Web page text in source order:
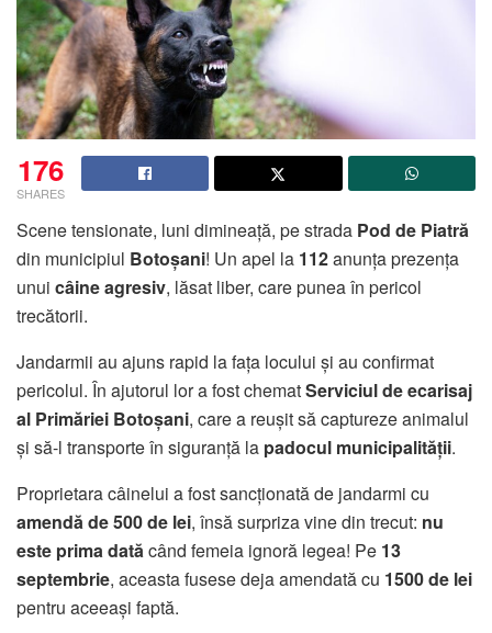
176
SHARES
Scene tensionate, luni dimineață, pe strada Pod de Piatră
din municipiul Botoșani! Un apel la 112anunța prezența
unui câine agresiv, lăsat liber, care punea în pericol
trecătorii.
Jandarmii au ajuns rapid la fața locului și au confirmat
pericolul. În ajutorul lor a fost chematServiciul de ecarisaj
al Primăriei Botoșani, care a reușit să captureze animalul
și să-l transporte în siguranță la padocul municipalității.
Proprietara câinelui a fost sancționată de jandarmi cu
amendă de 500 de lei, însă surpriza vine din trecut: nu
este prima datăcând femeia ignoră legea! Pe 13
septembrie, aceasta fusese deja amendată cu 1500 de lei
pentru aceeași faptă.